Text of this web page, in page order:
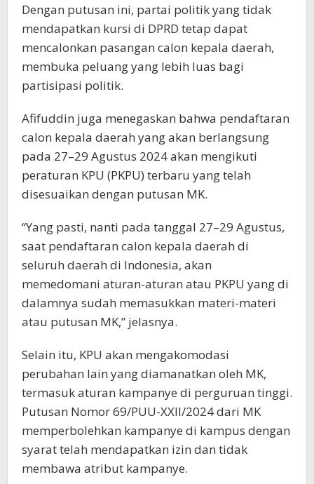
Dengan putusan ini, partai politik yang tidak
mendapatkan kursi di DPRD tetap dapat
mencalonkan pasangan calon kepala daerah,
membuka peluang yang lebih luas bagi
partisipasi politik.
Afifuddin juga menegaskan bahwa pendaftaran
calon kepala daerah yang akan berlangsung
pada 27–29 Agustus 2024 akan mengikuti
peraturan KPU (PKPU) terbaru yang telah
disesuaikan dengan putusan MK.
“Yang pasti, nanti pada tanggal 27–29 Agustus,
saat pendaftaran calon kepala daerah di
seluruh daerah di Indonesia, akan
memedomani aturan-aturan atau PKPU yang di
dalamnya sudah memasukkan materi-materi
atau putusan MK,” jelasnya.
Selain itu, KPU akan mengakomodasi
perubahan lain yang diamanatkan oleh MK,
termasuk aturan kampanye di perguruan tinggi.
Putusan Nomor 69/PUU-XXII/2024 dari MK
memperbolehkan kampanye di kampus dengan
syarat telah mendapatkan izin dan tidak
membawa atribut kampanye.